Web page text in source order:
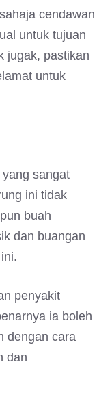
cendawan
untuk tujuan
jugak, pastikan
untuk
sangat
ini tidak
buah
dan buangan
penyakit
ia boleh
dengan cara
dan